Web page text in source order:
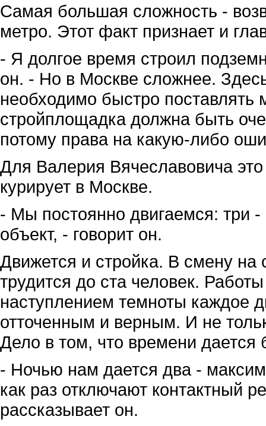
Самая большая сложность -
метро. Этот факт признает и
- Я долгое время строил
он. - Но в Москве сложнее.
необходимо быстро
стройплощадка должна быть
потому права на какую-либо
Для Валерия Вячеславовича
курирует в Москве.
- Мы постоянно двигаемся: три
объект, - говорит он.
Движется и стройка. В смену на
трудится до ста человек.
наступлением темноты каждое
отточенным и верным. И не
Дело в том, что времени дается
- Ночью нам дается два -
как раз отключают контактный
рассказывает он.